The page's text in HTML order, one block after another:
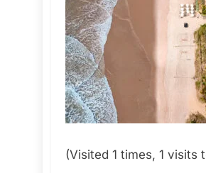
(Visited 1 times, 1 visits